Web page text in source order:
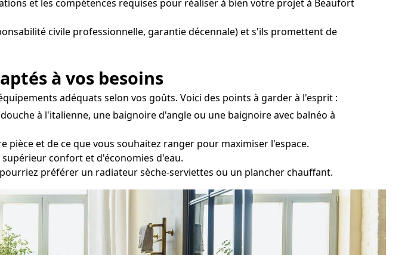
et les compétences requises pour réaliser à bien votre projet à Beaufort
civile professionnelle, garantie décennale) et s'ils promettent de
à vos besoins
adéquats selon vos goûts. Voici des points à garder à l'esprit :
à l'italienne, une baignoire d'angle ou une baignoire avec balnéo à
pièce et de ce que vous souhaitez ranger pour maximiser l'espace.
confort et d'économies d'eau.
préférer un radiateur sèche-serviettes ou un plancher chauffant.